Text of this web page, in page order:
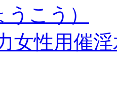
こう）
女性用催